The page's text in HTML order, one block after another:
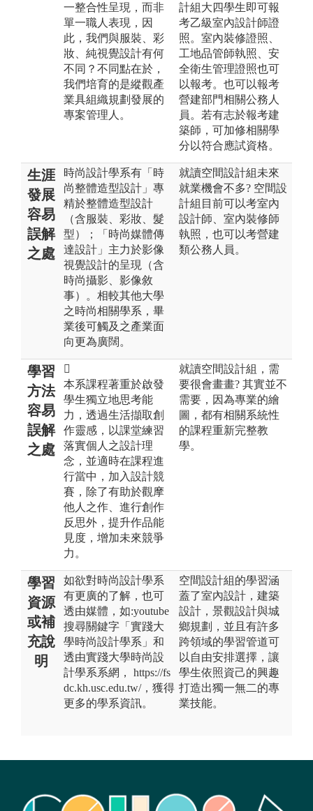
一整合性呈現，而非
單一職人表現，因
此，我們與服裝、彩
妝、純視覺設計有何
不同？不同點在於，
我們培育的是縱觀產
業具組織規劃發展的
專案管理人。
計組大四學生即可報
考乙級室內設計師證
照。室內裝修證照、
工地品管師執照、安
全衛生管理證照也可
以報考。也可以報考
營建部門相關公務人
員。若有志於報考建
築師，可加修相關學
分以符合應試資格。
生涯
發展
容易
誤解
之處
時尚設計學系有「時
尚整體造型設計」專
精於整體造型設計
（含服裝、彩妝、髮
型）；「時尚媒體傳
達設計」主力於影像
視覺設計的呈現（含
時尚攝影、影像敘
事）。相較其他大學
之時尚相關學系，畢
業後可觸及之產業面
向更為廣闊。
就讀空間設計組未來
就業機會不多? 空間設
計組目前可以考室內
設計師、室內裝修師
執照，也可以考營建
類公務人員。
學習
方法
容易
誤解
之處

本系課程著重於啟發
學生獨立地思考能
力，透過生活擷取創
作靈感，以課堂練習
落實個人之設計理
念，並適時在課程進
行當中，加入設計競
賽，除了有助於觀摩
他人之作、進行創作
反思外，提升作品能
見度，增加未來競爭
力。
就讀空間設計組，需
要很會畫畫? 其實並不
需要，因為專業的繪
圖，都有相關系統性
的課程重新完整教
學。
學習
資源
或補
充說
明
如欲對時尚設計學系
有更廣的了解，也可
透由媒體，如:youtube
搜尋關鍵字「實踐大
學時尚設計學系」和
透由實踐大學時尚設
計學系系網， https://fs
dc.kh.usc.edu.tw/，獲得
更多的學系資訊。
空間設計組的學習涵
蓋了室內設計，建築
設計，景觀設計與城
鄉規劃，並且有許多
跨領域的學習管道可
以自由安排選擇，讓
學生依照資己的興趣
打造出獨一無二的專
業技能。